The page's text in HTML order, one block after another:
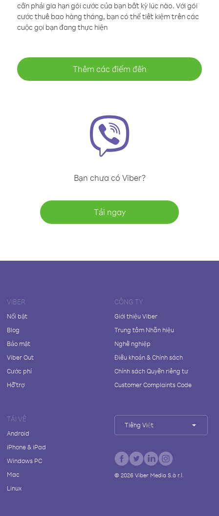
cần phải gia hạn gói cước của bạn bất kỳ lúc nào. Với gói
cước thuê bao hàng tháng, bạn có thể tiết kiệm trên các
cuộc gọi bạn đang thực hiện
Thêm các điểm đến
Bạn chưa có Viber?
Tải ngay
VIBER
Nổi bật
Blog
Bảo mật
Viber Out
Cước phí
Hỗ trợ
CÔNG TY
Giới thiệu Viber
Trung tâm Nhãn hiệu
Nghề nghiệp
Điều khoản & Chính sách
Chính sách Quyền riêng tư
Customer Complaints Code
TẢI VỀ
Android
iPhone & iPad
Windows PC
Mac
Linux
Tiếng Việt
© 2026Viber Media S.à r.l.